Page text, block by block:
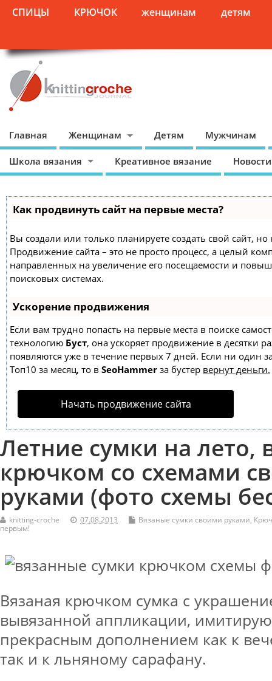
СПИЦЫ КРЮЧОК женщинам детям
Главная Женщинам Детям Мужчинам
Школа вязания Креативное вязание
Как продвинуть сайт на первые места?
Вы создали или только планируете создать свой сайт, но
Продвижение сайта – это не просто процесс, а целый
направленных на увеличение его посещаемости и
поисковых системах.
Ускорение продвижения
Если вам трудно попасть на первые места в поиске
технологию Буст, она ускоряет продвижение в десятки
появляются уже в течение первых 7 дней. Если ни один
Топ10 за месяц, то в SeoHammer за бустер вернут деньги.
Начать продвижение сайта
Летние сумки на лето,
крючком со схемами
руками (фото схемы
knitting-croche 07.08.2013 Вязаные сумки своими руками,
первым!
Вязаная крючком сумка с
вывязанной аппликации,
прекрасным дополнением как к
так и к льняному сарафану.